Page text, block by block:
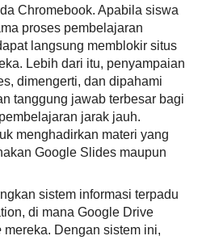
Chromebook. Apabila siswa
proses pembelajaran
langsung memblokir situs
Lebih dari itu, penyampaian
dimengerti, dan dipahami
tanggung jawab terbesar bagi
jarak jauh.
menghadirkan materi yang
Google Slides maupun
sistem informasi terpadu
di mana Google Drive
mereka. Dengan sistem ini,